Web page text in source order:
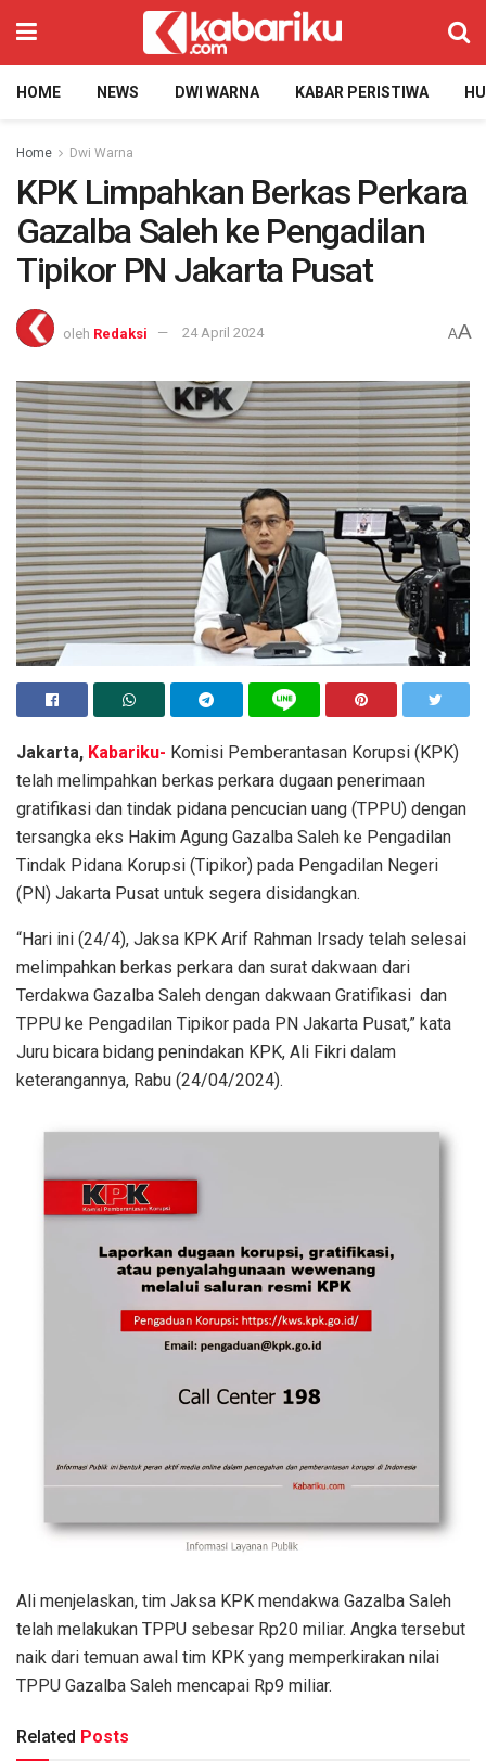
HOME NEWS DWI WARNA KABAR PERISTIWA
Home Dwi Warna
KPK Limpahkan Berkas Perkara
Gazalba Saleh ke Pengadilan
Tipikor PN Jakarta Pusat
oleh Redaksi 24 April 2024 AA
Jakarta, Kabariku- Komisi Pemberantasan Korupsi (KPK)
telah melimpahkan berkas perkara dugaan penerimaan
gratifikasi dan tindak pidana pencucian uang (TPPU) dengan
tersangka eks Hakim Agung Gazalba Saleh ke Pengadilan
Tindak Pidana Korupsi (Tipikor) pada Pengadilan Negeri
(PN) Jakarta Pusat untuk segera disidangkan.
“Hari ini (24/4), Jaksa KPK Arif Rahman Irsady telah selesai
melimpahkan berkas perkara dan surat dakwaan dari
Terdakwa Gazalba Saleh dengan dakwaan Gratifikasi dan
TPPU ke Pengadilan Tipikor pada PN Jakarta Pusat,” kata
Juru bicara bidang penindakan KPK, Ali Fikri dalam
keterangannya, Rabu (24/04/2024).
Ali menjelaskan, tim Jaksa KPK mendakwa Gazalba Saleh
telah melakukan TPPU sebesar Rp20 miliar. Angka tersebut
naik dari temuan awal tim KPK yang memperkirakan nilai
TPPU Gazalba Saleh mencapai Rp9 miliar.
Related Posts